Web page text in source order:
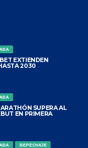
EXTIENDEN
2030
SUPERA AL
EN PRIMERA
REPECHAJE